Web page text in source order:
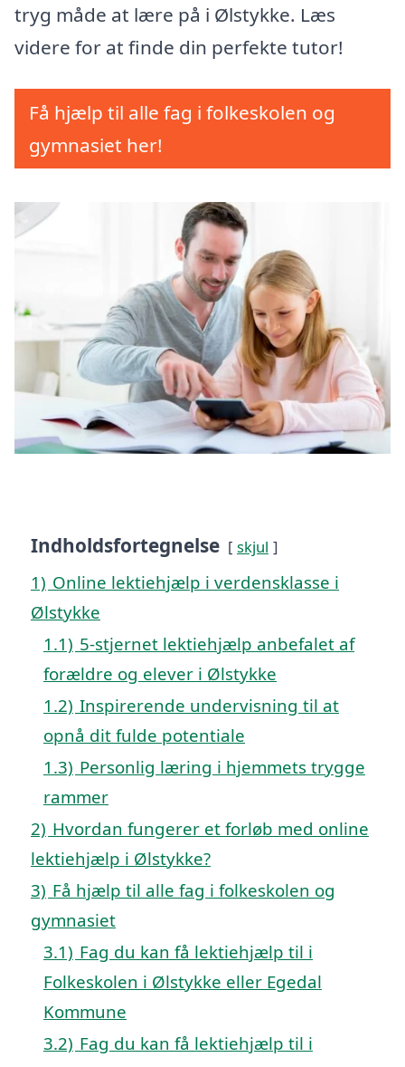
tryg måde at lære på i Ølstykke. Læs
videre for at finde din perfekte tutor!
Få hjælp til alle fag i folkeskolen og
gymnasiet her!
Indholdsfortegnelse skjul
1) Online lektiehjælp i verdensklasse i
Ølstykke
1.1) 5-stjernet lektiehjælp anbefalet af
forældre og elever i Ølstykke
1.2) Inspirerende undervisning til at
opnå dit fulde potentiale
1.3) Personlig læring i hjemmets trygge
rammer
2) Hvordan fungerer et forløb med online
lektiehjælp i Ølstykke?
3) Få hjælp til alle fag i folkeskolen og
gymnasiet
3.1) Fag du kan få lektiehjælp til i
Folkeskolen i Ølstykke eller Egedal
Kommune
3.2) Fag du kan få lektiehjælp til i